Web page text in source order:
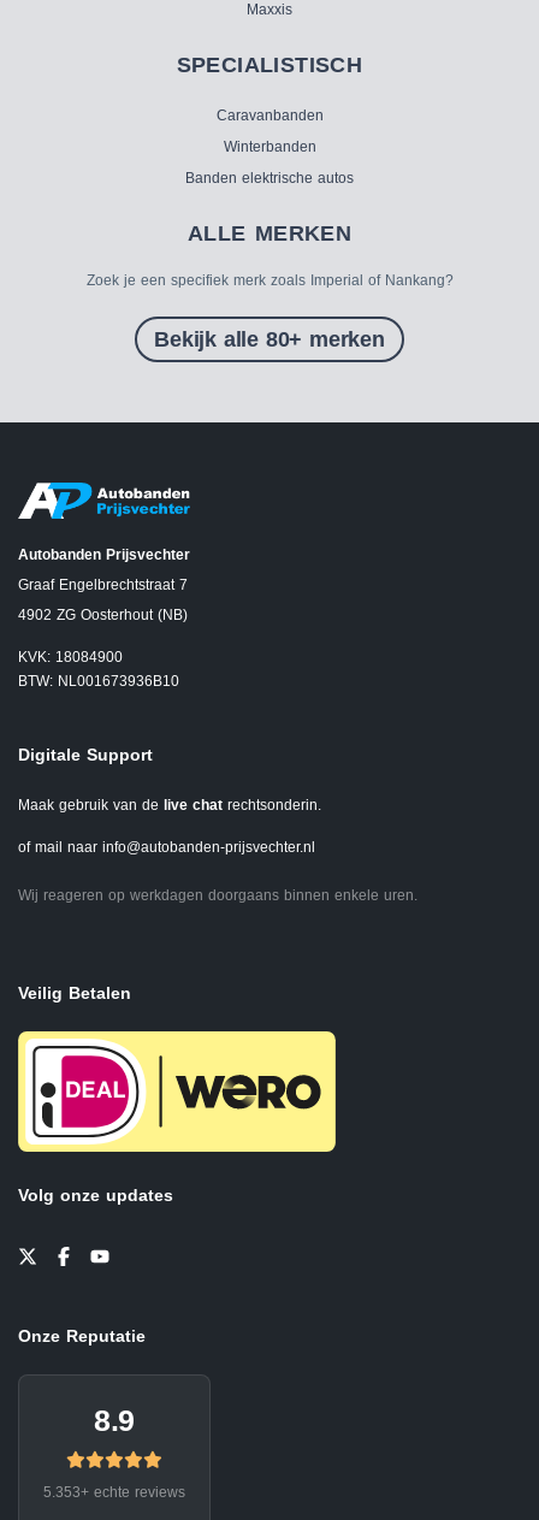
Maxxis
SPECIALISTISCH
Caravanbanden
Winterbanden
Banden elektrische autos
ALLE MERKEN
Zoek je een specifiek merk zoals Imperial of Nankang?
Bekijk alle 80+ merken
Autobanden Prijsvechter
Graaf Engelbrechtstraat 7
4902 ZG Oosterhout (NB)
KVK: 18084900
BTW: NL001673936B10
Digitale Support
Maak gebruik van de live chat rechtsonderin.
of mail naar info@autobanden-prijsvechter.nl
Wij reageren op werkdagen doorgaans binnen enkele uren.
Veilig Betalen
Volg onze updates
Onze Reputatie
8.9
5.353+ echte reviews